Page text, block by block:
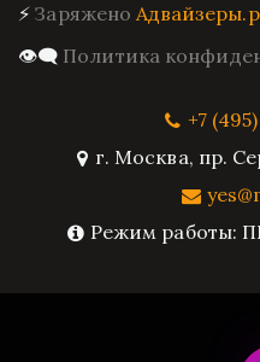
⚡ Заряжено
👁️‍🗨️ Политика
+7
г. Москва, пр.
Режим работы: